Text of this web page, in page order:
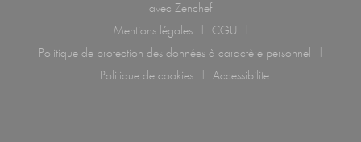
avec Zenchef((ouvre une nouvelle fenêtre))
Mentions légales
((ouvre une nouvelle fenêtre))
CGU
Politique de protection des données à caractère personnel
((ouvre une nouvelle fenêtre))
Politique de cookies
Accessibilite